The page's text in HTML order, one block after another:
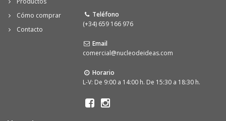
Cómo comprar
Contacto
Teléfono
(+34) 659 166 976
Email
comercial@nucleodeideas.com
Horario
L-V: De 9:00 a 14:00 h. De 15:30 a 18:30 h.